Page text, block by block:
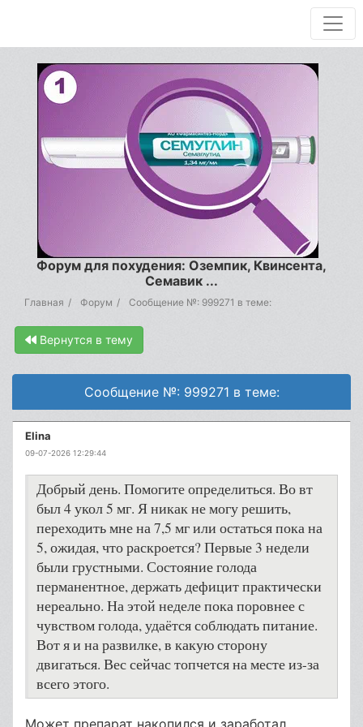
Форум для похудения: Оземпик, Квинсента,
Семавик ...
Главная Форум Сообщение №: 999271 в теме:
Вернутся в тему
Сообщение №: 999271 в теме:
Elina
09-07-2026 12:29:44
Добрый день. Помогите определиться. Во вт
был 4 укол 5 мг. Я никак не могу решить,
переходить мне на 7,5 мг или остаться пока на
5, ожидая, что раскроется? Первые 3 недели
были грустными. Состояние голода
перманентное, держать дефицит практически
нереально. На этой неделе пока поровнее с
чувством голода, удаётся соблюдать питание.
Вот я и на развилке, в какую сторону
двигаться. Вес сейчас топчется на месте из-за
всего этого.
Может препарат накопился и заработал